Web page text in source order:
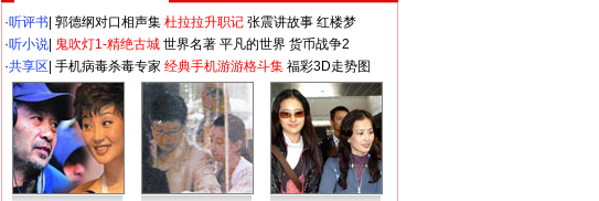
·听评书 郭德纲对口相声集 杜拉拉升职记 张震讲故事 红楼梦
·听小说 鬼吹灯1-精绝古城 世界名著 平凡的世界 货币战争2
·共享区 手机病毒杀毒专家 经典手机游游格斗集 福彩3D走势图